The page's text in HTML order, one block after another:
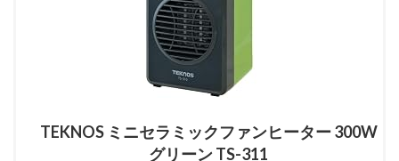
TEKNOS ミニセラミックファンヒーター 300W
グリーン TS-311